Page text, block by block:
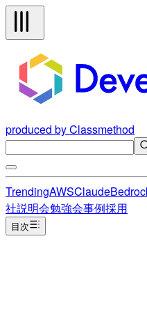
produced by Classmethod
TrendingAWSClaude
社説明会勉強会事例採用
目次